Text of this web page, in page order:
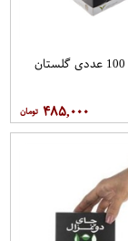
۴۸۵,۰۰۰